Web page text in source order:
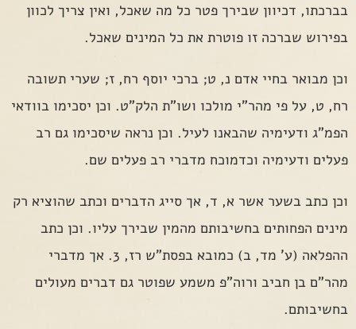
בברכתו, דכיוון שבירך פטר כל מה שאכל, ואין צריך לכוון
בפירוש שברכה זו פוטרת את כל המינים שאכל.
וכן מבואר בחיי אדם נ, ט; ברכי יוסף רח, ז; שערי תשובה
רח, ט, על פי מהר"י מולכו ושו"ת הלק"ט. וכן יסכימו בוודאי
הפמ"ג ודעימיה שהבאנו לעיל. וכן נראה שיסכימו גם רב
פעלים ודעימיה וכדמוכח מדברי רב פעלים שם.
וכן כתב בשער אשר א, ד, אך סייג הדברים וכתב שהוציא רק
מינים הפחותים בחשיבותם מהמין שבירך עליו. וכן כתב
ההפלאה (ע' מד, ב) כמובא בפסת"ש רז, 3. אך מדברי
מהר"ם בן חביב ורוה"פ משמע שפוטר גם דברים מעולים
בחשיבותם.